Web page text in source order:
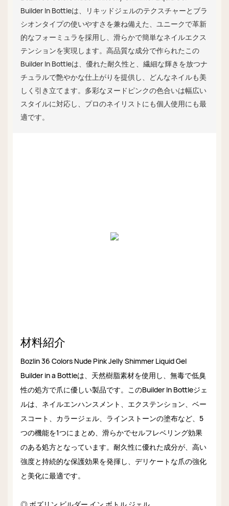
Builder In Bottleは、リキッドジェルのテクスチャーとブラ
シオンタイプの使いやすさを兼ね備えた、ユニークで革新
的なフォーミュラを採用し、滑らかで簡単なネイルエクス
テンションを実現します。高品質な成分で作られたこの
Builder In Bottleは、優れた耐久性と、繊細な輝きを放つナ
チュラルで艶やかな仕上がりを提供し、どんなネイルも美
しく引き立てます。多彩なヌードピンクの色合いは幅広い
スタイルに対応し、プロのネイリストにも個人使用にも最
適です。
材料紹介
Bozlin 36 Colors Nude Pink Jelly Shimmer Liquid Gel
Builder in a Bottleは、天然樹脂素材を使用し、無毒で低臭
性の処方で爪に優しい製品です。このBuilder In Bottleジェ
ルは、ネイルエンハンスメント、エクステンション、ベー
スコート、カラージェル、ラインストーンの塗布など、5
つの機能を1つにまとめ、滑らかでセルフレベリング効果
のある処方となっています。耐久性に優れた成分が、高い
強度と持続的な保護効果を発揮し、デリケートな爪の強化
と美化に最適です。